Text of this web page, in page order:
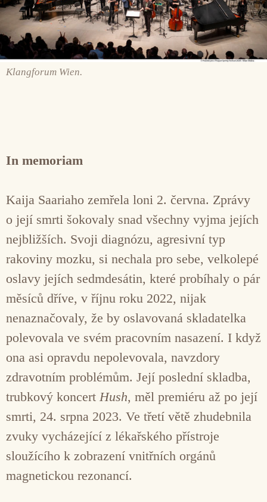
Klangforum Wien.
In memoriam
Kaija Saariaho zemřela loni 2. června. Zprávy
o její smrti šokovaly snad všechny vyjma jejích
nejbližších. Svoji diagnózu, agresivní typ
rakoviny mozku, si nechala pro sebe, velkolepé
oslavy jejích sedmdesátin, které probíhaly o pár
měsíců dříve, v říjnu roku 2022, nijak
nenaznačovaly, že by oslavovaná skladatelka
polevovala ve svém pracovním nasazení. I když
ona asi opravdu nepolevovala, navzdory
zdravotním problémům. Její poslední skladba,
trubkový koncert Hush, měl premiéru až po její
smrti, 24. srpna 2023. Ve třetí větě zhudebnila
zvuky vycházející z lékařského přístroje
sloužícího k zobrazení vnitřních orgánů
magnetickou rezonancí.